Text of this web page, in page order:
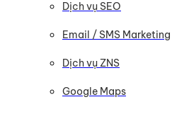
Dịch vụ SEO
Email / SMS Marketing
Dịch vụ ZNS
Google Maps